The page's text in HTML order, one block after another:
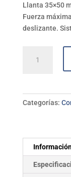
Llanta 35×50
Fuerza
deslizante.
apriete
PIHER
Categorías: